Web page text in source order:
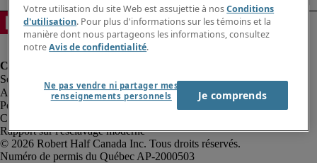
Alerte à la fraude
Politique de confidentialité
Conditions d’utilisation
Rapport sur l'esclavage moderne
Robert Half Canada Inc. Tous droits réservés.
Votre utilisation du site Web est assujettie à nosConditions
d'utilisation. Pour plus d'informations sur les témoins et la
manière dont nous partageons les informations, consultez
notreAvis de confidentialité.
Ne pas vendre ni partager mes
renseignements personnels
Je comprends